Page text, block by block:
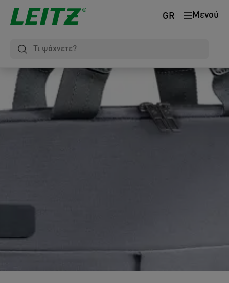
Μενού
GR